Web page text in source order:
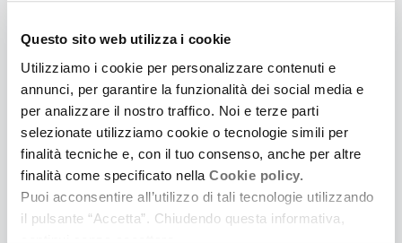
Questo sito web utilizza i cookie
Utilizziamo i cookie per personalizzare contenuti e
annunci, per garantire la funzionalità dei social media e
per analizzare il nostro traffico. Noi e terze parti
selezionate utilizziamo cookie o tecnologie simili per
finalità tecniche e, con il tuo consenso, anche per altre
finalità come specificato nella Cookie policy.
Puoi acconsentire all’utilizzo di tali tecnologie utilizzando
il pulsante “Accetta”. Chiudendo questa informativa,
6 Febbraio 2012
RADIO SONORA - GLOCAL BAND
Intervista a Filippo Graziani